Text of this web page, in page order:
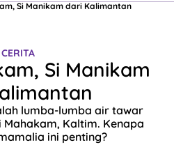
Si Manikam dari Kalimantan
CERITA
Si Manikam
lumba-lumba air tawar
Mahakam, Kaltim. Kenapa
ini penting?